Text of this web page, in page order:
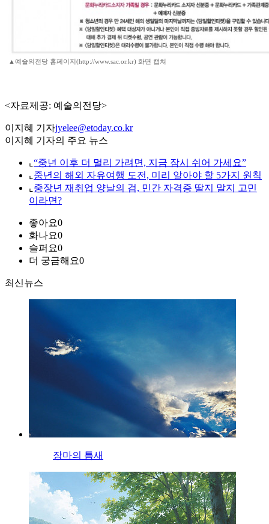
▲예술의전당 홈페이지(http://www.sac.or.kr) 화면 캡쳐
<자료제공: 예술의전당>
이지혜 기자jyelee@etoday.co.kr
이지혜 기자의 주요 뉴스
⌞ “중년 이후 더 멀리 가려면, 지금 잠시 쉬어 가세요”
⌞ 중년의 해외 자유여행 도전, 미리 알아야 할 5가지 원칙
⌞ 중장년 재취업 양날의 검, 민간 자격증 딸지 말지 고민
이라면?
좋아요0
화나요0
슬퍼요0
더 궁금해요0
최신뉴스
장마의 틈새